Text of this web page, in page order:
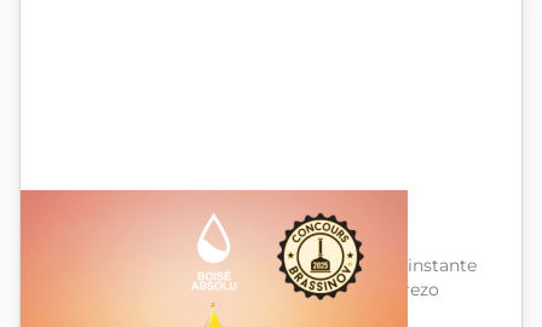
Boisé® Absolu
Cree perfiles de cerveza incomparables al instante
gracias a nuestros extractos de roble y cerezo
para todo tipo de cervezas